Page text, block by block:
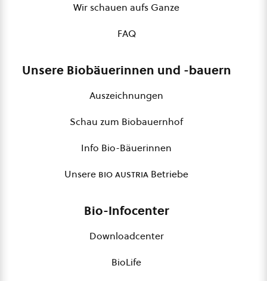
Wir schauen aufs Ganze
FAQ
Unsere Biobäuerinnen und -bauern
Auszeichnungen
Schau zum Biobauernhof
Info Bio-Bäuerinnen
Unsere bio austria Betriebe
Bio-Infocenter
Downloadcenter
BioLife